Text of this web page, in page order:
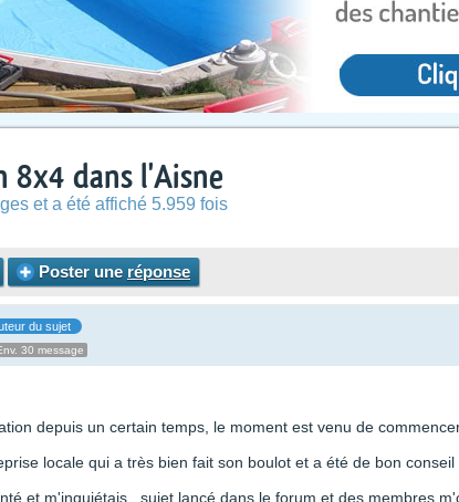
8x4 dans l'Aisne
et a été affiché 5.959 fois
Poster une réponse
du sujet
30 message
depuis un certain temps, le moment est venu de
locale qui a très bien fait son boulot et a été de bon conseil
et m'inquiétais , sujet lancé dans le forum et des membres